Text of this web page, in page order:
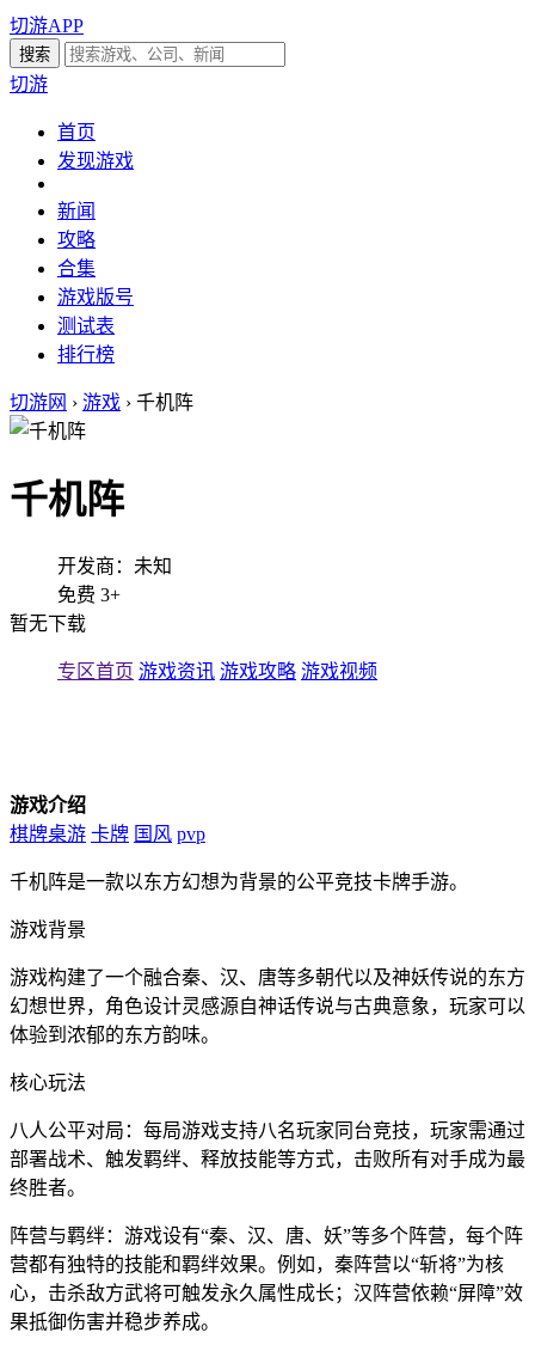
切游APP
切游
首页
发现游戏
新闻
攻略
合集
游戏版号
测试表
排行榜
切游网 › 游戏 › 千机阵
千机阵
开发商：未知
免费 3+
暂无下载
专区首页 游戏资讯 游戏攻略 游戏视频
游戏介绍
棋牌桌游 卡牌 国风 pvp
千机阵是一款以东方幻想为背景的公平竞技卡牌手游。
游戏背景
游戏构建了一个融合秦、汉、唐等多朝代以及神妖传说的东方
幻想世界，角色设计灵感源自神话传说与古典意象，玩家可以
体验到浓郁的东方韵味。
核心玩法
八人公平对局：每局游戏支持八名玩家同台竞技，玩家需通过
部署战术、触发羁绊、释放技能等方式，击败所有对手成为最
终胜者。
阵营与羁绊：游戏设有“秦、汉、唐、妖”等多个阵营，每个阵
营都有独特的技能和羁绊效果。例如，秦阵营以“斩将”为核
心，击杀敌方武将可触发永久属性成长；汉阵营依赖“屏障”效
果抵御伤害并稳步养成。